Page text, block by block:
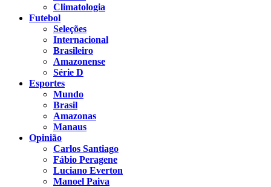
Climatologia
Futebol
Seleções
Internacional
Brasileiro
Amazonense
Série D
Esportes
Mundo
Brasil
Amazonas
Manaus
Opinião
Carlos Santiago
Fábio Peragene
Luciano Everton
Manoel Paiva